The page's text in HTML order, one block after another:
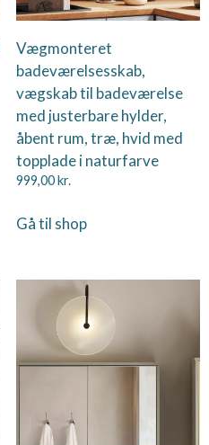
Vægmonteret
badeværelsesskab,
vægskab til badeværelse
med justerbare hylder,
åbent rum, træ, hvid med
topplade i naturfarve
999,00kr.
Gå til shop